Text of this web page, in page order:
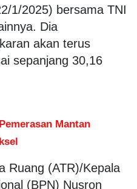
1/2025) bersama TNI
Dia
akan terus
sepanjang 30,16
Mantan
Ruang (ATR)/Kepala
(BPN) Nusron